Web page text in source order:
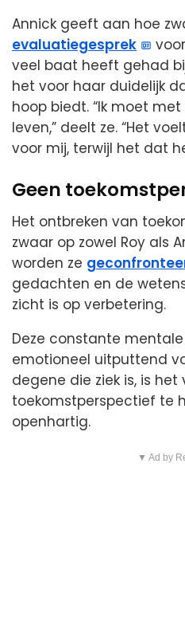
Annick geeft aan hoe
evaluatiegesprek
veel baat heeft gehad
het voor haar duidelijk
hoop biedt. “Ik moet
leven,” deelt ze. “Het
voor mij, terwijl het dat
Geen
Het ontbreken van
zwaar op zowel Roy als
worden ze
gedachten en de
zicht is op verbetering.
Deze constante
emotioneel uitputtend
degene die ziek is, is het
toekomstperspectief te
openhartig.
▼ Ad by